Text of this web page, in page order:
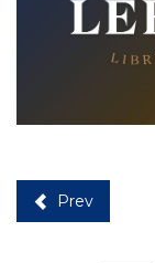
Prev